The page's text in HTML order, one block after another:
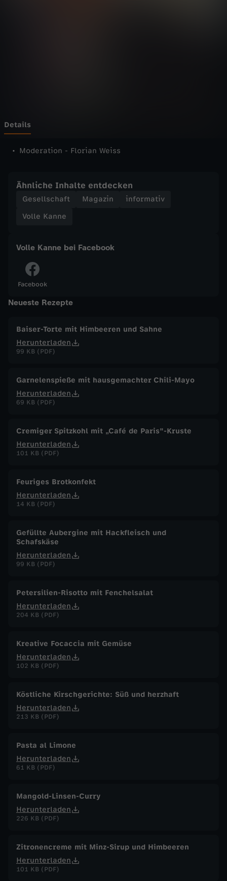
o
l
e
K
a
n
n
e
v
m
8
J
n
u
a
r
2
0
2
6
Details
Moderation - Florian Weiss
Ähnliche Inhalte entdecken
Gesellschaft Magazin
informativ
Volle Kanne
Volle Kanne bei Facebook
Facebook
Neueste Rezepte
Baiser-Torte mit Himbeeren und Sahne
Herunterladen
99 KB (PDF)
Garnelenspieße mit hausgemachter Chili-Mayo
Herunterladen
69 KB (PDF)
Cremiger Spitzkohl mit „Café de Paris"-Kruste
Herunterladen
101 KB (PDF)
Feuriges Brotkonfekt
Herunterladen
14 KB (PDF)
Gefüllte Aubergine mit Hackfleisch und
Schafskäse
Herunterladen
99 KB (PDF)
Petersilien-Risotto mit Fenchelsalat
Herunterladen
204 KB (PDF)
Kreative Focaccia mit Gemüse
Herunterladen
102 KB (PDF)
Köstliche Kirschgerichte: Süß und herzhaft
Herunterladen
213 KB (PDF)
Pasta al Limone
Herunterladen
61 KB (PDF)
Mangold-Linsen-Curry
Herunterladen
226 KB (PDF)
Zitronencreme mit Minz-Sirup und Himbeeren
Herunterladen
101 KB (PDF)